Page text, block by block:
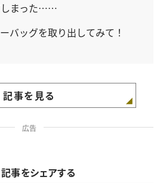
しまった……
バッグを取り出してみて！
記事を見る
広告
事をシェアする